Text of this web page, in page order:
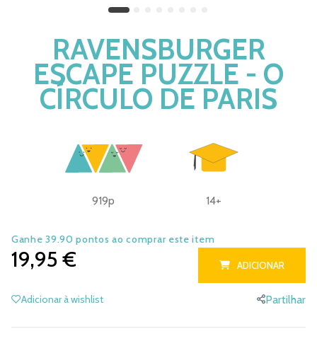
RAVENSBURGER
ESCAPE PUZZLE - O
CÍRCULO DE PARIS
919p 14+
Ganhe 39.90 pontos ao comprar este item
19,95 € ADICIONAR
Adicionar à wishlist Partilhar